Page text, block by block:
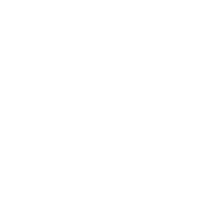
смешные истории,
карикатуры, шаржи, стихи,